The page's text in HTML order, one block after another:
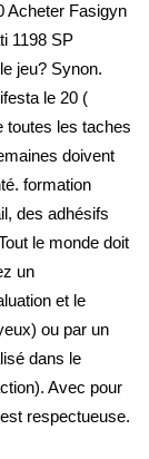
Acheter Fasigyn
1198 SP
jeu? Synon.
le 20 (
toutes les taches
doivent
formation
des adhésifs
le monde doit
un
et le
ou par un
dans le
Avec pour
respectueuse.